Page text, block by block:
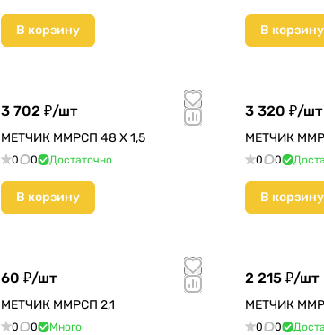
В корзину В корзину
3 702 ₽/шт
МЕТЧИК ММРСП 48 Х 1,5
0 0 Достаточно
В корзину
3 320 ₽/шт
МЕТЧИК
0 0
В корзину
60 ₽/шт
МЕТЧИК ММРСП 2,1
0 0 Много
2 215 ₽/шт
МЕТЧИК
0 0